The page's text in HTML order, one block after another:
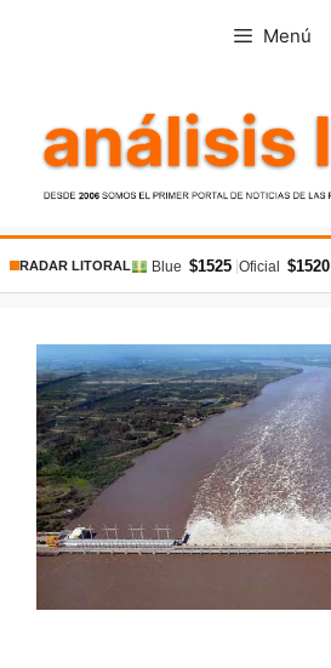
Menú
RADAR LITORAL Blue $1525 Oficial $1520